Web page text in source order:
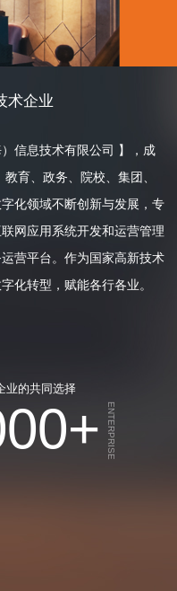
术企业
信息技术有限公司 】，成
育、政务、院校、集团、
化领域不断创新与发展，专
网应用系统开发和运营管理
营平台。作为国家高新技术
化转型，赋能各行各业。
业的共同选择
+